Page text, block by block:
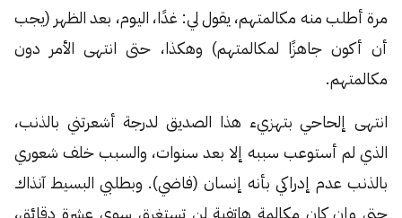
مرة أطلب منه مكالمتهم، يقول لي: غدًا، اليوم، بعد الظهر (يجب
أن أكون جاهزًا لمكالمتهم) وهكذا، حتى انتهى الأمر دون
مكالمتهم.
انتهى إلحاحي بتهزيء هذا الصديق لدرجة أشعرتني بالذنب،
الذي لم أستوعب سببه إلا بعد سنوات، والسبب خلف شعوري
بالذنب عدم إدراكي بأنه إنسان (فاضي). وبطلبي البسيط آنذاك
حتى وإن كان مكالمة هاتفية لن تستغرق سوى عشرة دقائق،